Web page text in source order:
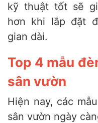
kỹ thuật tốt sẽ
hơn khi lắp đặt
gian dài.
Top 4 mẫu
sân vườn
Hiện nay, các
sân vườn ngày